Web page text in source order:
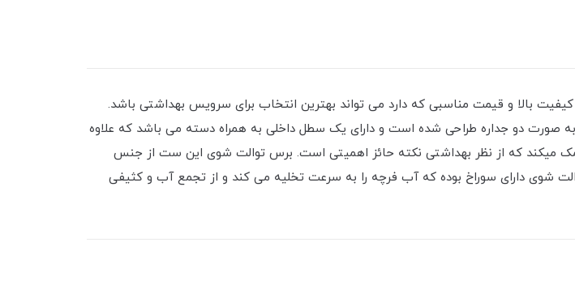
بالا و قیمت مناسبی که دارد می تواند بهترین انتخاب برای سرویس بهداشتی باشد.
دو جداره طراحی شده است و دارای یک سطل داخلی به همراه دسته می باشد که علاوه
میکند که از نظر بهداشتی نکته حائز اهمیتی است. برس توالت شوی این ست از جنس
شوی دارای سوراخ بوده که آب فرچه را به سرعت تخلیه می کند و از تجمع آب و کثیفی